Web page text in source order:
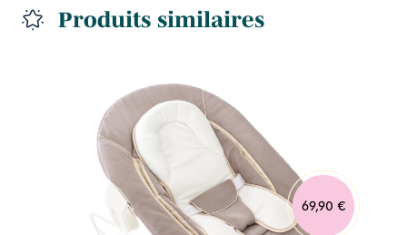
Produits similaires
69,90 €